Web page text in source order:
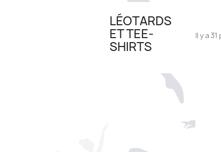
LÉOTARDS
ET TEE-
SHIRTS
Il y a